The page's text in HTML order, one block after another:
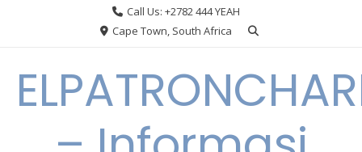
Call Us: +2782 444 YEAH
Cape Town, South Africa